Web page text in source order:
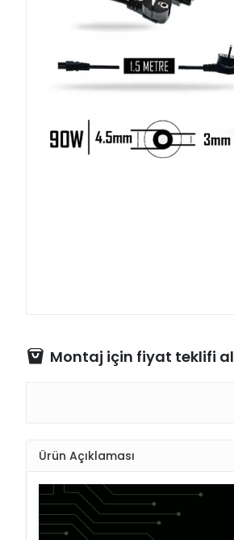
Montaj için fiyat teklifi al
Ürün Açıklaması